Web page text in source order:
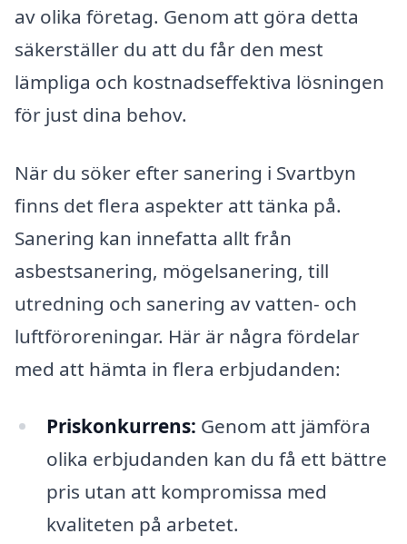
av olika företag. Genom att göra detta
säkerställer du att du får den mest
lämpliga och kostnadseffektiva lösningen
för just dina behov.
När du söker efter sanering i Svartbyn
finns det flera aspekter att tänka på.
Sanering kan innefatta allt från
asbestsanering, mögelsanering, till
utredning och sanering av vatten- och
luftföroreningar. Här är några fördelar
med att hämta in flera erbjudanden:
Priskonkurrens: Genom att jämföra
olika erbjudanden kan du få ett bättre
pris utan att kompromissa med
kvaliteten på arbetet.